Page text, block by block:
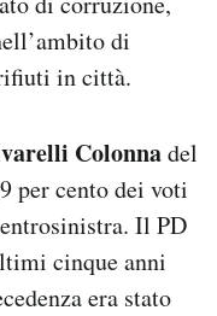
di
in città.
Colonnadel
per cento dei voti
Il PD
cinque anni
era stato